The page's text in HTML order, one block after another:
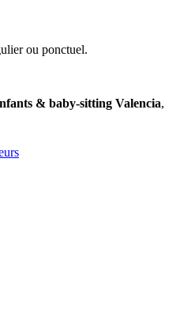
ou ponctuel.
& baby-sitting Valencia,